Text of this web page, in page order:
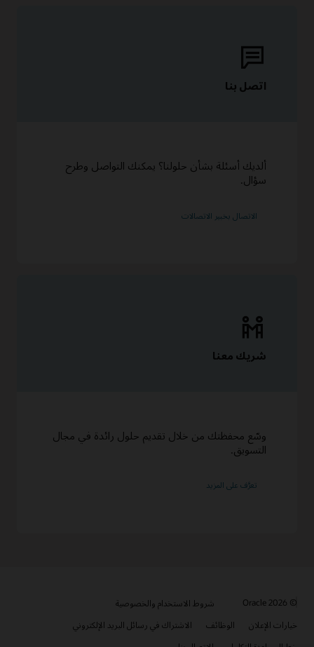
اتصل بنا
ألديك أسئلة بشأن حلولنا؟ يمكنك التواصل وطرح
سؤال.
الاتصال بخبير الاتصالات
شريك معنا
وسّع محفظتك من خلال تقديم حلول رائدة في مجال
التسويق.
تعرَّف على المزيد
© 2026 Oracle
شروط الاستخدام والخصوصية
خيارات الإعلان
الوظائف
الاشتراك في رسائل البريد الإلكتروني